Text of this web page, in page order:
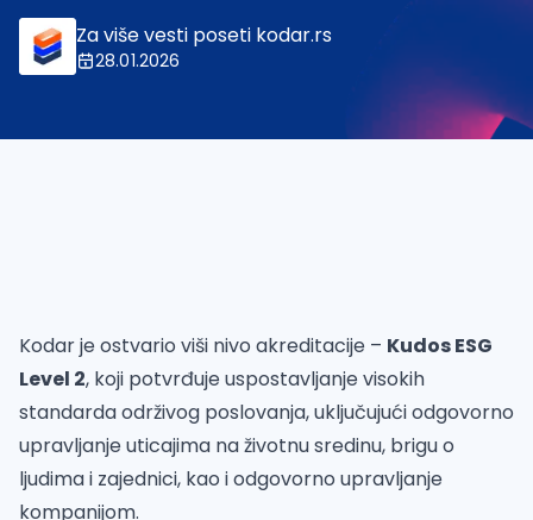
Za više vesti poseti kodar.rs
28.01.2026
Kodar je ostvario viši nivo akreditacije – Kudos ESG
Level 2, koji potvrđuje uspostavljanje visokih
standarda održivog poslovanja, uključujući odgovorno
upravljanje uticajima na životnu sredinu, brigu o
ljudima i zajednici, kao i odgovorno upravljanje
kompanijom.